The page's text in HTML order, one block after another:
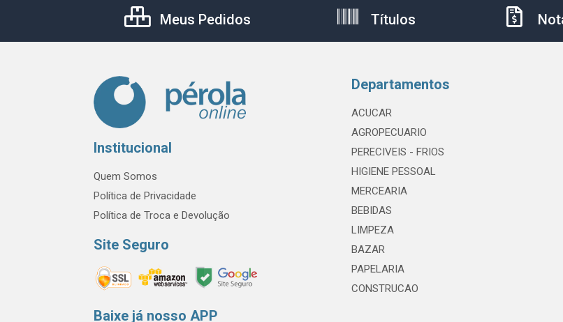
Meus Pedidos Títulos
Institucional
Quem Somos
Política de Privacidade
Política de Troca e Devolução
Site Seguro
Baixe já nosso APP
Departamentos
ACUCAR
AGROPECUARIO
PERECIVEIS - FRIOS
HIGIENE PESSOAL
MERCEARIA
BEBIDAS
LIMPEZA
BAZAR
PAPELARIA
CONSTRUCAO